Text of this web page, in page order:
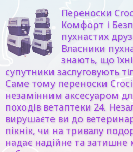
Переноски
Комфорт і
пухнастих
Власники
знають, що
супутники заслуговують
Саме тому переноски
незамінним аксесуаром
походів ветаптеки 24.
вирушаєте ви до
пікнік, чи на тривалу
надає надійне та затишне